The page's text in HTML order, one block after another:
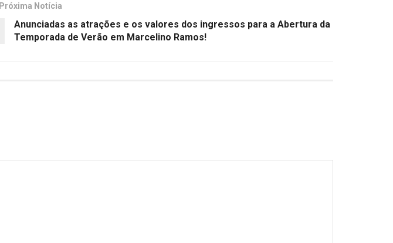
Próxima Notícia
Anunciadas as atrações e os valores dos ingressos para a Abertura da
Temporada de Verão em Marcelino Ramos!